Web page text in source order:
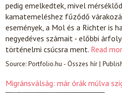
pedig emelkedtek, mivel
kamatemeléshez fűződő
események, a Mol és a Richter is
negyedéves számait - előbbi
történelmi csúcsra ment. Read
Source:Portfolio.hu - Összes hír|
Migránsválság: már órák múlva